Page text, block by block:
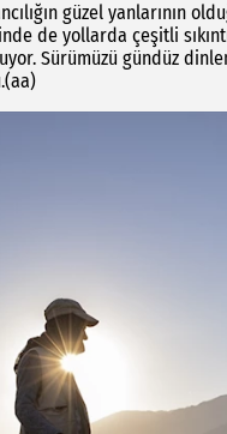
güzel yanlarının
de yollarda çeşitli
Sürümüzü gündüz